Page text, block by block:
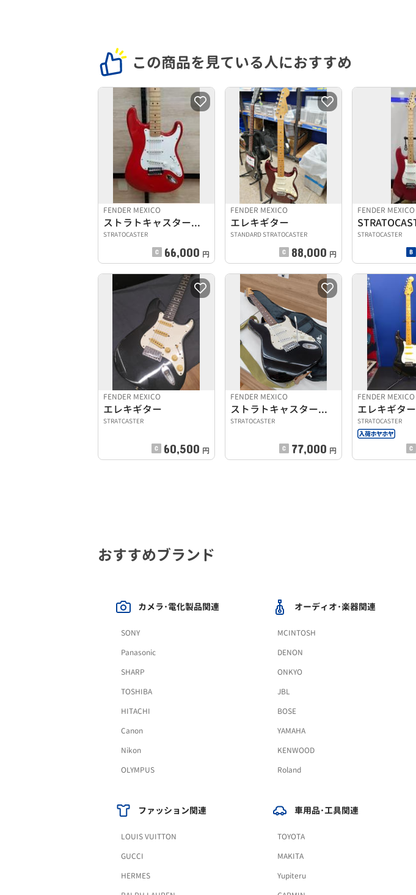
この商品を見ている人におすすめ
FENDER MEXICO
ストラトキャスタータイプ
STRATOCASTER
66,000 円
FENDER MEXICO
エレキギター
STANDARD STRATOCASTER
88,000 円
FENDER MEXICO
STRATOCASTER
FENDER MEXICO
エレキギター
STRATCASTER
60,500 円
FENDER MEXICO
ストラトキャスタータイプ
STRATOCASTER
77,000 円
FENDER MEXICO
エレキギター
STRATOCASTER
おすすめブランド
カメラ･電化製品関連
SONY
Panasonic
SHARP
TOSHIBA
HITACHI
Canon
Nikon
OLYMPUS
オーディオ･楽器関連
MCINTOSH
DENON
ONKYO
JBL
BOSE
YAMAHA
KENWOOD
Roland
ファッション関連
LOUIS VUITTON
GUCCI
HERMES
車用品･工具関連
TOYOTA
MAKITA
Yupiteru